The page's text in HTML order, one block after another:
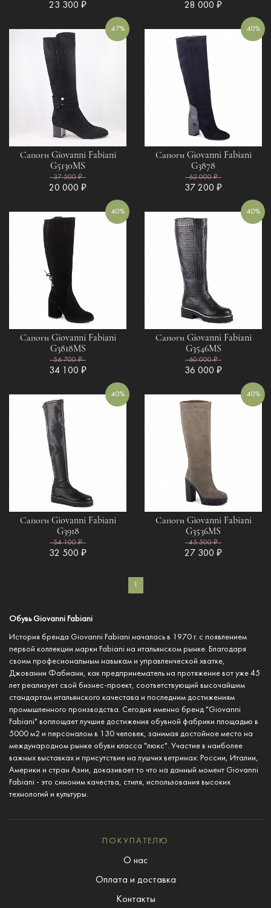
23 300 ₽ 28 000 ₽
47%
Сапоги Giovanni Fabiani
G5130MS
37 500 ₽
20 000 ₽
40%
Сапоги Giovanni Fabiani
G3878
62 000 ₽
37 200 ₽
40%
Сапоги Giovanni Fabiani
G3818MS
56 700 ₽
34 100 ₽
40%
Сапоги Giovanni Fabiani
G3546MS
60 000 ₽
36 000 ₽
40%
Сапоги Giovanni Fabiani
G3918
54 100 ₽
32 500 ₽
40%
Сапоги Giovanni Fabiani
G3536MS
45 500 ₽
27 300 ₽
1
Обувь Giovanni Fabiani
История бренда Giovanni Fabiani началась в 1970 г. с появлением
первой коллекции марки Fabiani на итальянском рынке. Благодаря
своим професиональным навыкам и управленческой хватке,
Джованни Фабиани, как предпринематель на протяжение вот уже 45
лет реализует свой бизнес-проект, соответствующий высочайшим
стандартам итальянского качестава и последним достижениям
промышленного производства. Сегодня именно бренд "Giovanni
Fabiani" воплощает лучшие достижения обувной фабрики площадью в
5000 м2 и персоналом в 130 человек, занимая достойное место на
международном рынке обуви класса "люкс". Участие в наиболее
важных выставках и присутствие на лушчих ветринах: России, Италии,
Америки и стран Азии, доказивает то что на данный момент Giovanni
Fabiani - это синоним качества, стиля, использования высоких
технологий и культуры.
ПОКУПАТЕЛЮ
О нас
Оплата и доставка
Контакты